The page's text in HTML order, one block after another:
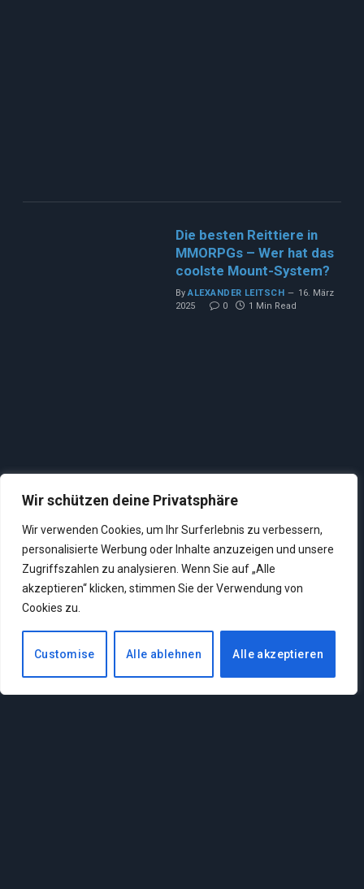
Wir schützen deine Privatsphäre
Wir verwenden Cookies, um Ihr Surferlebnis zu verbessern,
personalisierte Werbung oder Inhalte anzuzeigen und unsere
Zugriffszahlen zu analysieren. Wenn Sie auf „Alle
akzeptieren“ klicken, stimmen Sie der Verwendung von
Cookies zu.
Customise Alle ablehnen Alle akzeptieren
Die besten Reittiere in
MMORPGs – Wer hat das
coolste Mount-System?
By ALEXANDER LEITSCH
16. März
2025
0 1 Min Read